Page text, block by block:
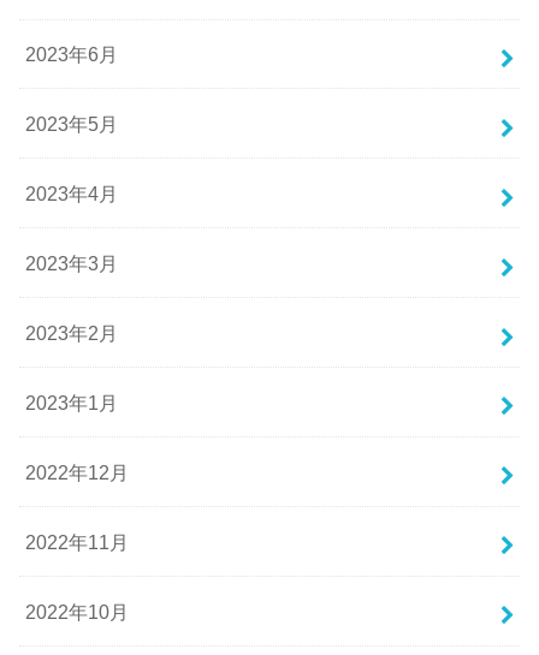
2023年6月
2023年5月
2023年4月
2023年3月
2023年2月
2023年1月
2022年12月
2022年11月
2022年10月